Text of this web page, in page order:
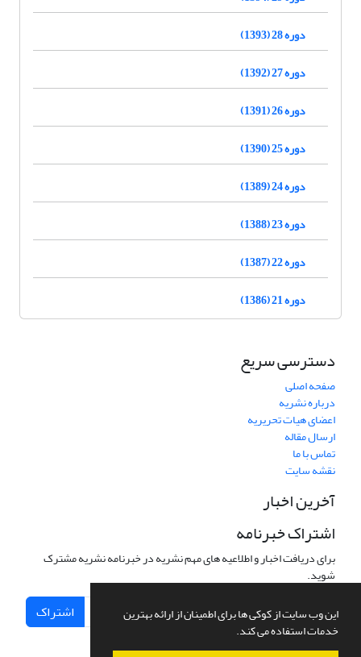
این وب سایت از کوکی ها برای اطمینان از ارائه بهترین
خدمات استفاده می کند.
دوره 28 (1393)
دوره 27 (1392)
دوره 26 (1391)
دوره 25 (1390)
دوره 24 (1389)
دوره 23 (1388)
دوره 22 (1387)
دوره 21 (1386)
دسترسی سریع
صفحه اصلی
درباره نشریه
اعضای هیات تحریریه
ارسال مقاله
تماس با ما
نقشه سایت
آخرین اخبار
اشتراک خبرنامه
برای دریافت اخبار و اطلاعیه های مهم نشریه در خبرنامه نشریه مشترک
شوید.
اشتراک